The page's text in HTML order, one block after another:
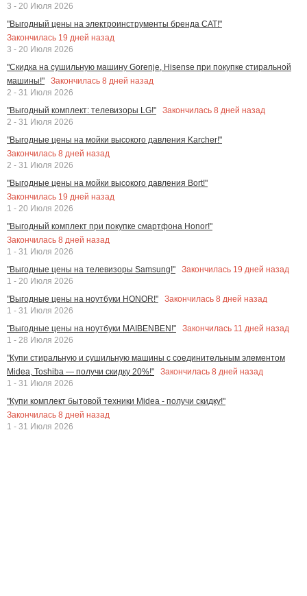
3 - 20 Июля 2026
"Выгодный цены на электроинструменты бренда CAT!"
Закончилась 19 дней назад
3 - 20 Июля 2026
"Скидка на сушильную машину Gorenje, Hisense при покупке стиральной
машины!"
Закончилась 8 дней назад
2 - 31 Июля 2026
"Выгодный комплект: телевизоры LG!"
Закончилась 8 дней назад
2 - 31 Июля 2026
"Выгодные цены на мойки высокого давления Karcher!"
Закончилась 8 дней назад
2 - 31 Июля 2026
"Выгодные цены на мойки высокого давления Bort!"
Закончилась 19 дней назад
1 - 20 Июля 2026
"Выгодный комплект при покупке смартфона Honor!"
Закончилась 8 дней назад
1 - 31 Июля 2026
"Выгодные цены на телевизоры Samsung!"
Закончилась 19 дней назад
1 - 20 Июля 2026
"Выгодные цены на ноутбуки HONOR!"
Закончилась 8 дней назад
1 - 31 Июля 2026
"Выгодные цены на ноутбуки MAIBENBEN!"
Закончилась 11 дней назад
1 - 28 Июля 2026
"Купи стиральную и сушильную машины с соединительным элементом
Midea, Toshiba — получи скидку 20%!"
Закончилась 8 дней назад
1 - 31 Июля 2026
"Купи комплект бытовой техники Midea - получи скидку!"
Закончилась 8 дней назад
1 - 31 Июля 2026